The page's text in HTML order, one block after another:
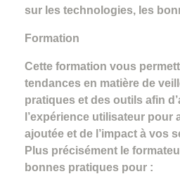
sur les technologies, les
Formation
Cette formation vous
tendances en matière de
pratiques et des outils afin
l’expérience utilisateur pour
ajoutée et de l’impact à vos
Plus précisément le
bonnes pratiques pour :